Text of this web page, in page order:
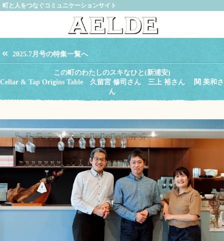
町と人をつなぐコミュニケーションサイト
2025.7月号の特集一覧へ
この町のわたしのスキなひと(新浦安)
Cellar & Tap Origins Table 久留宮 修司さん 三上 裕さん 関 美和さ
ん